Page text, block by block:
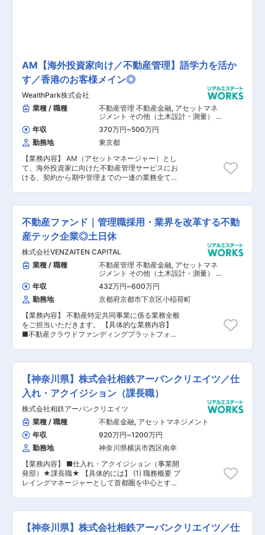
に取り組めるほか、一般企業とは違った業務に挑
戦することも出てくる可能性もあり、自分自身を
成長につなげることのできる職場環境です。ま
全結果で明確に定義されており、四半期毎に実績
に基づいた評価を行うため、給与改定は年2回、
賞与支給は年1回です。役員を含む業務執行者全
員が対象の評価制度で、結果が出れば上に上が
り、出なければ現状維持または下がるといった非
常にシンプルな制度で結果を出す方の評価を見逃
さないことで成長につなげています。明るい印象
が少ない不動産業界のイメージを変え、テクノロ
ジーにより業界自体をアップデートするために
も、柔軟性を持ち、環境変化を恐れない方が責任
者として活躍できる人材であると考えています。
って取り組むことができる方々と共に未来を拓い
ていきたいと考えております。
AM【海外投資家向け／不動産管理】語学力を活か
す／香港のお客様メイン◎
WealthPark株式会社
業種 / 職種
不動産管理 不動産金融, アセットマネ
ジメント その他（土木設計・測量） そ
の他（建築設計・積算）
年収 370万円~500万円
勤務地
東京都
【業務内容】 AM（アセットマネージャー）とし
て、海外投資家に向けた不動産管理サービスにお
ける、契約から期中管理までの一連の業務全てを
ご担当いただく予定となります。 ※同ポジション
ではWealthPark RealEstate Technologies株式会
社への所属となります。 【具体的な業務内容】
■物件の管理委託サービスのご提案 ■各種契約締
結 ■物件の募集条件の提案 ■募集状況の共有、分
析、提案 ■物件契約に関するレポーティング（更
新、解約、クレーム対応等） ■工事に関する提案
【担当者コメント】 同社はグローバルなプラット
フォームを手掛け、一部の限られた人にしかアク
セスできなかった『オルタナティブ資産への投
資』を顧客に開放しています。 不動産業界で非流
動資産の見える化に積極的にチャレンジしている
スタートアップITベンチャー企業になります。 同
ポジションでは香港の顧客がメインとなりますの
で、語学力（中国語・北京語・広東語）を活かす
ことが出来るポジションへの配属となり、不動産
約・期中管理まで不動産投資に関わる一連の全て
の流れに携わって頂くことが出来ますので、投資
用不動産の知識を高めながらスキルを磨き続ける
ことができる環境が整っています。
不動産ファンド｜管理職採用・業界を改革する不動
産テック企業◎土日休
株式会社VENZAITEN CAPITAL
業種 / 職種
不動産管理 不動産金融, アセットマネ
ジメント その他（土木設計・測量） そ
の他（建築設計・積算）
年収 432万円~600万円
勤務地
京都府京都市下京区小稲荷町
【業務内容】 不動産特定共同事業に係る業務全般
をご担当いただきます。 【具体的な業務内容】
■不動産クラウドファンディングプラットフォー
連などの施策 【担当者コメント】 同社は、京都
を中心に収益不動産の開発、その運用を行なって
おり、賃貸業や管理業での安定的な収益基盤をも
とに、テクノロジー領域においては不動産投資の
民主化を掲げ、京都初の不動産開発型クラウドフ
ァンディングを2023年にリリース予定していま
す。ITや不動産関連企業のM&Aや投資を積極的に
行い、信用力と資本力をもとに京都を代表する総
合不動産テック企業として不動産業界のアップデ
ートを行い、3年以内に上場を目指し社員一丸と
産特定共同事業に係る業務全般をご担当いただけ
る方を募集することとなりました。投資家向けの
不動産ファンドを企画し、スキーム検討から運用
す。各部署や役職毎のミッションが定量的かつ完
全結果で明確に定義されており、四半期毎に実績
【神奈川県】株式会社相鉄アーバンクリエイツ／仕
入れ・アクイジション（課長職）
株式会社相鉄アーバンクリエイツ
業種 / 職種
不動産金融, アセットマネジメント
年収
920万円~1200万円
勤務地
神奈川県横浜市西区南幸
【業務内容】 ■仕入れ・アクイジション（事業開
発部）★課長職★ 【具体的には】 (1) 職務概要 プ
レイングマネージャーとして首都圏を中心とする
す。 (2) 取得対象用途 事業用収益不動産：オフィ
ス、商業施設、物流関連施設等、複合用途施設を
含む既存物件ならびに開発用土地の両方が対象
【神奈川県】株式会社相鉄アーバンクリエイツ／仕